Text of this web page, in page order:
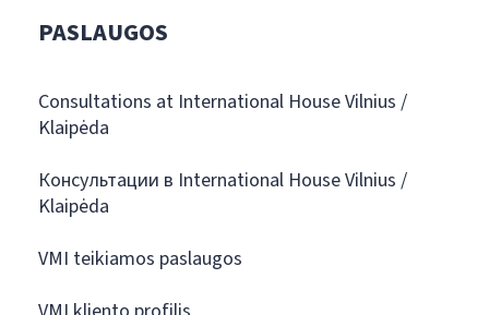
PASLAUGOS
Consultations at International House Vilnius /
Klaipėda
Консультации в International House Vilnius /
Klaipėda
VMI teikiamos paslaugos